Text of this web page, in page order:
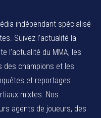
indépendant spécialisé
Suivez l’actualité la
l’actualité du MMA, les
des champions et les
et reportages
mixtes. Nos
agents de joueurs, des